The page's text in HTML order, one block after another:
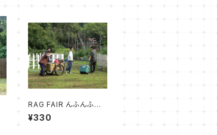
RAG FAIR んふんふツ
アー 写真撮影ムービー
03
¥330